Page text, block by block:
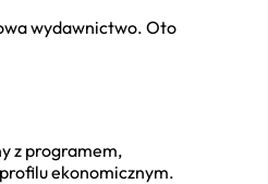
wydawnictwo. Oto
z programem,
ekonomicznym.